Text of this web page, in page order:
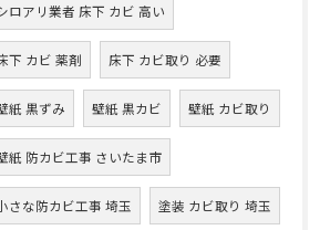
ロアリ業者 床下 カビ 高い
下 カビ 薬剤 床下 カビ取り 必要
紙 黒ずみ 壁紙 黒カビ 壁紙 カビ取り
紙 防カビ工事 さいたま市
さな防カビ工事 埼玉 塗装 カビ取り 埼玉